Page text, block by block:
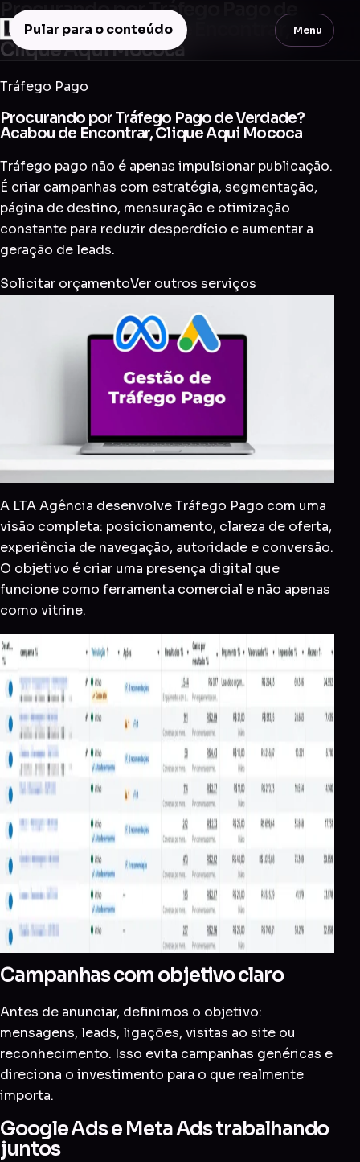
Pular para o conteúdo Menu
Procurando por Tráfego Pago de
Verdade? Acabou de Encontrar,
Clique Aqui Mococa
Tráfego Pago
Procurando por Tráfego Pago de Verdade?
Acabou de Encontrar, Clique Aqui Mococa
Tráfego pago não é apenas impulsionar publicação.
É criar campanhas com estratégia, segmentação,
página de destino, mensuração e otimização
constante para reduzir desperdício e aumentar a
geração de leads.
Solicitar orçamentoVer outros serviços
A LTA Agência desenvolve Tráfego Pago com uma
visão completa: posicionamento, clareza de oferta,
experiência de navegação, autoridade e conversão.
O objetivo é criar uma presença digital que
funcione como ferramenta comercial e não apenas
como vitrine.
Campanhas com objetivo claro
Antes de anunciar, definimos o objetivo:
mensagens, leads, ligações, visitas ao site ou
reconhecimento. Isso evita campanhas genéricas e
direciona o investimento para o que realmente
importa.
Google Ads e Meta Ads trabalhando
juntos